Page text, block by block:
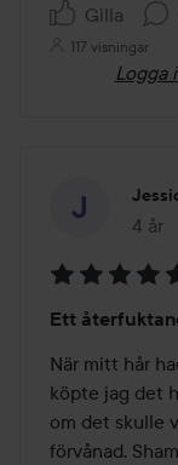
Gilla
117 visningar
Logga
4 år
5
av
5
Ett
När mitt hår
köpte jag det
om det skulle
förvånad.